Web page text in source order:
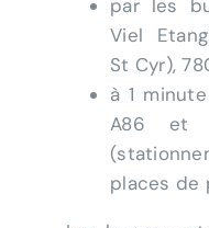
par les
Viel
St Cyr),
à 1
A86 et
places de